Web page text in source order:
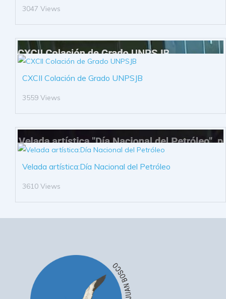
3047 Views
CXCII Colación de Grado UNPSJB
3559 Views
Velada artística:Día Nacional del Petróleo
3610 Views